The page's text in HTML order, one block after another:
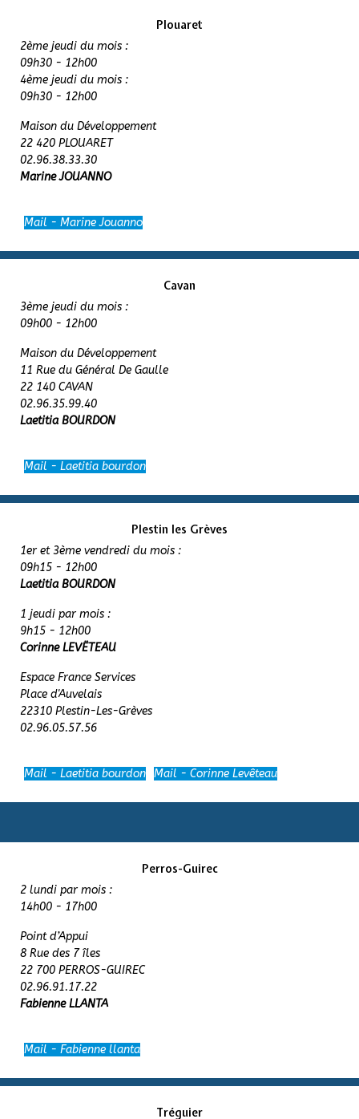
Plouaret
2ème jeudi du mois :
09h30 - 12h00
4ème jeudi du mois :
09h30 - 12h00
Maison du Développement
22 420 PLOUARET
02.96.38.33.30
Marine JOUANNO
Mail - Marine Jouanno
Cavan
3ème jeudi du mois :
09h00 - 12h00
Maison du Développement
11 Rue du Général De Gaulle
22 140 CAVAN
02.96.35.99.40
Laetitia BOURDON
Mail - Laetitia bourdon
Plestin les Grèves
1er et 3ème vendredi du mois :
09h15 - 12h00
Laetitia BOURDON
1 jeudi par mois :
9h15 - 12h00
Corinne LEVËTEAU
Espace France Services
Place d'Auvelais
22310 Plestin-Les-Grèves
02.96.05.57.56
Mail - Laetitia bourdon Mail - Corinne Levêteau
Perros-Guirec
2 lundi par mois :
14h00 - 17h00
Point d’Appui
8 Rue des 7 îles
22 700 PERROS-GUIREC
02.96.91.17.22
Fabienne LLANTA
Mail - Fabienne llanta
Tréguier